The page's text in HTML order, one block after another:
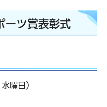
ーツ賞表彰式
曜日）